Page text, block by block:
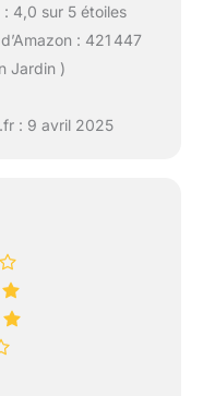
4,0 sur 5 étoiles
: 421 447
Jardin )
: 9 avril 2025